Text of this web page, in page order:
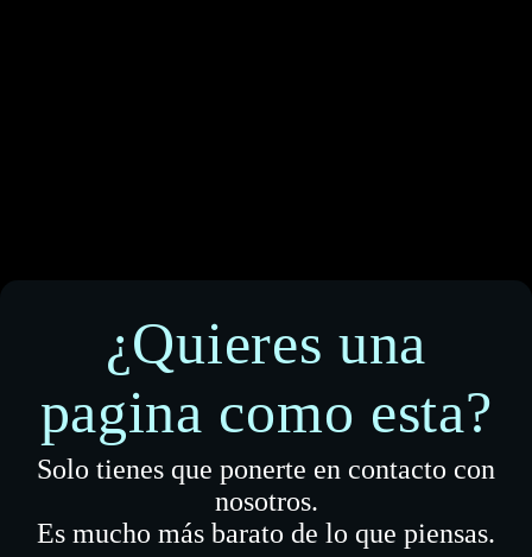
¿Quieres una
pagina como esta?
Solo tienes que ponerte en contacto con
nosotros.
Es mucho más barato de lo que piensas.